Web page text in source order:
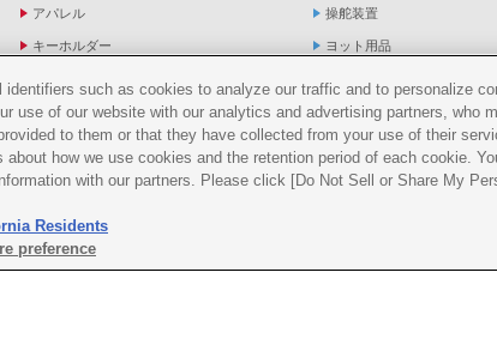
アパレル
キーホルダー
バイク雑貨
YZF R1/R6レーシングキットパーツ
操舵装置
ヨット用品
救命品・検査品
メンテナンス
アパレル
identifiers such as cookies to analyze our traffic and to personalize
use of our website with our analytics and advertising partners, who
to them or that they have collected from your use of their
about how we use cookies and the retention period of each cookie.
with our partners. Please click [Do Not Sell or Share My
Residents
preference